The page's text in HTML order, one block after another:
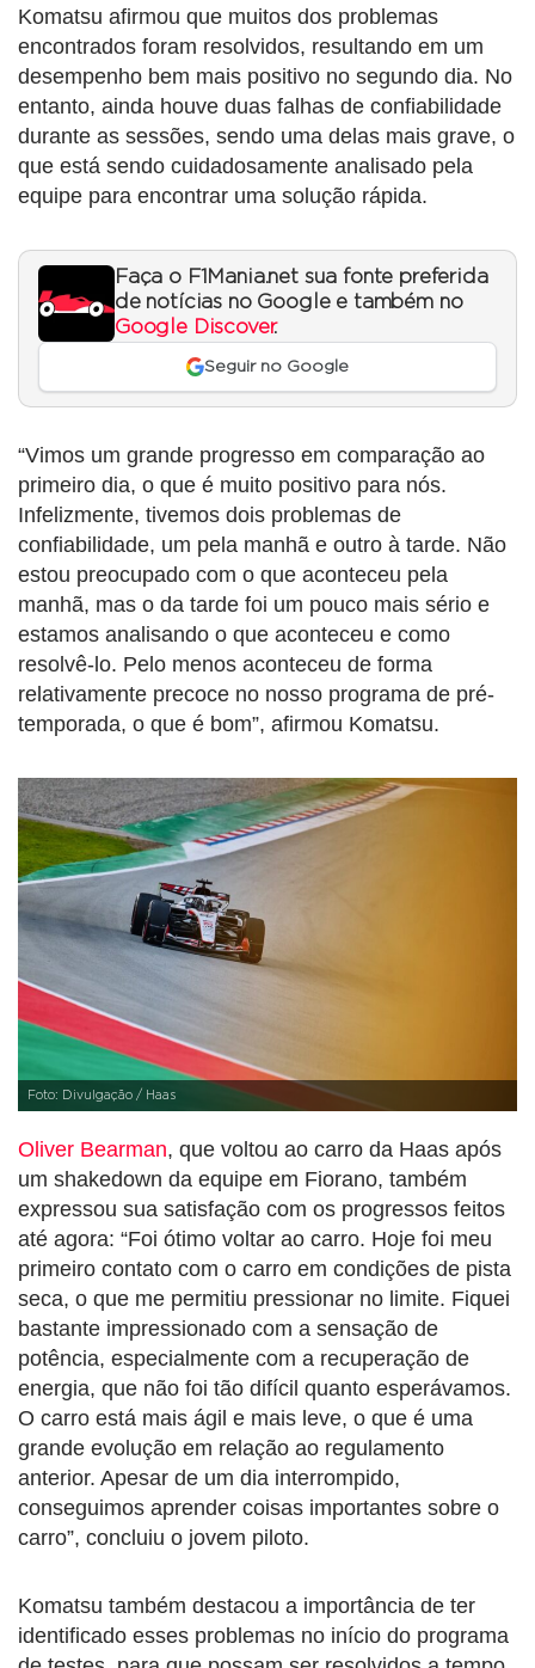
Komatsu afirmou que muitos dos problemas
encontrados foram resolvidos, resultando em um
desempenho bem mais positivo no segundo dia. No
entanto, ainda houve duas falhas de confiabilidade
durante as sessões, sendo uma delas mais grave, o
que está sendo cuidadosamente analisado pela
equipe para encontrar uma solução rápida.
Faça o F1Mania.net sua fonte preferida
de notícias no Google e também no
Google Discover.
Seguir no Google
“Vimos um grande progresso em comparação ao
primeiro dia, o que é muito positivo para nós.
Infelizmente, tivemos dois problemas de
confiabilidade, um pela manhã e outro à tarde. Não
estou preocupado com o que aconteceu pela
manhã, mas o da tarde foi um pouco mais sério e
estamos analisando o que aconteceu e como
resolvê-lo. Pelo menos aconteceu de forma
relativamente precoce no nosso programa de pré-
temporada, o que é bom”, afirmou Komatsu.
Foto: Divulgação / Haas
Oliver Bearman, que voltou ao carro da Haas após
um shakedown da equipe em Fiorano, também
expressou sua satisfação com os progressos feitos
até agora: “Foi ótimo voltar ao carro. Hoje foi meu
primeiro contato com o carro em condições de pista
seca, o que me permitiu pressionar no limite. Fiquei
bastante impressionado com a sensação de
potência, especialmente com a recuperação de
energia, que não foi tão difícil quanto esperávamos.
O carro está mais ágil e mais leve, o que é uma
grande evolução em relação ao regulamento
anterior. Apesar de um dia interrompido,
conseguimos aprender coisas importantes sobre o
carro”, concluiu o jovem piloto.
Komatsu também destacou a importância de ter
identificado esses problemas no início do programa